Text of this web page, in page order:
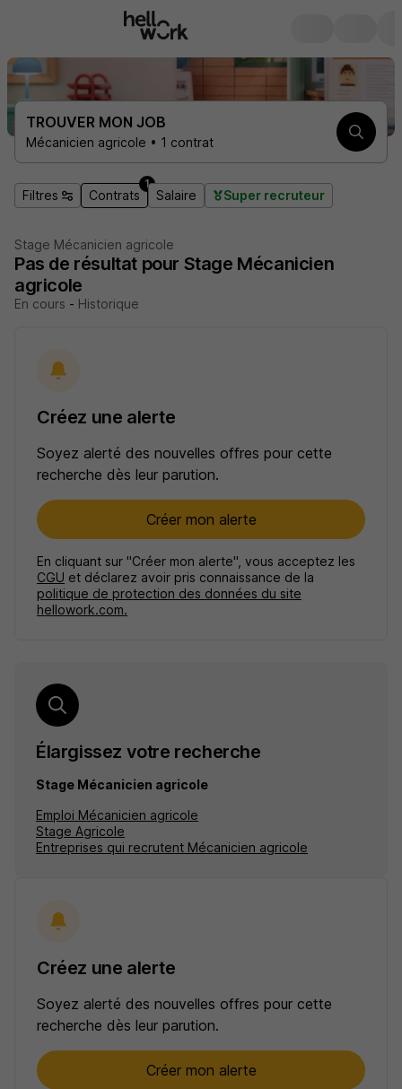
TROUVER MON JOB
Mécanicien agricole • 1 contrat
Filtres Contrats
1
Salaire Super recruteur
Stage Mécanicien agricole
Pas de résultat pour Stage Mécanicien
agricole
En cours - Historique
Créez une alerte
Soyez alerté des nouvelles offres pour cette
recherche dès leur parution.
Créer mon alerte
En cliquant sur "Créer mon alerte", vous acceptez les
CGU et déclarez avoir pris connaissance de la
politique de protection des données du site
hellowork.com.
Élargissez votre recherche
Stage Mécanicien agricole
Emploi Mécanicien agricole
Stage Agricole
Entreprises qui recrutent Mécanicien agricole
Créez une alerte
Soyez alerté des nouvelles offres pour cette
recherche dès leur parution.
Créer mon alerte